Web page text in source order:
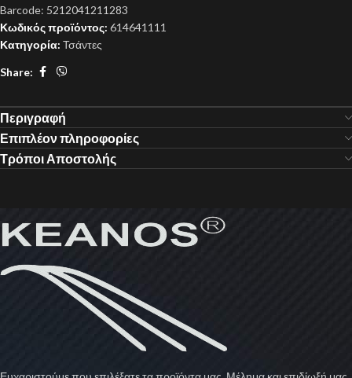
Barcode: 5212041211283
Κωδικός προϊόντος: 614641111
Κατηγορία: Τσάντες
Share:
Περιγραφή
Επιπλέον πληροφορίες
Τρόποι Αποστολής